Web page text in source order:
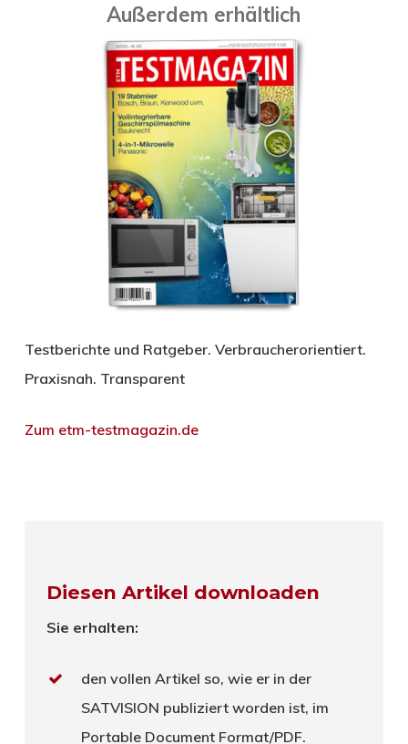
Außerdem erhältlich
Testberichte und Ratgeber. Verbraucherorientiert.
Praxisnah. Transparent
Zum etm-testmagazin.de
Diesen Artikel downloaden
Sie erhalten:
den vollen Artikel so, wie er in der
SATVISION publiziert worden ist, im
Portable Document Format/PDF.